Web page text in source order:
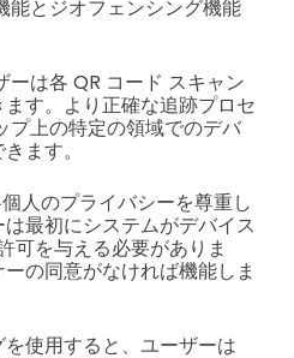
能とジオフェンシング機能
ーは各 QR コード スキャン
す。より正確な追跡プロセ
プ上の特定の領域でのデバ
ます。
人のプライバシーを尊重し
最初にシステムがデバイス
可を与える必要がありま
の同意がなければ機能しま
使用すると、ユーザーは